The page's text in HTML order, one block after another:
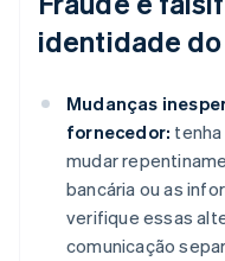
identidade
Mudanças
fornecedor:
mudar
bancária ou as
verifique essas
comunicação